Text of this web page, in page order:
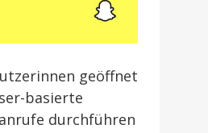
geöffnet
basierte
durchführen